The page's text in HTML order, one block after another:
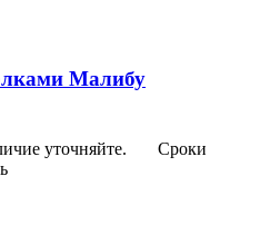
Малибу
уточняйте.
Сроки